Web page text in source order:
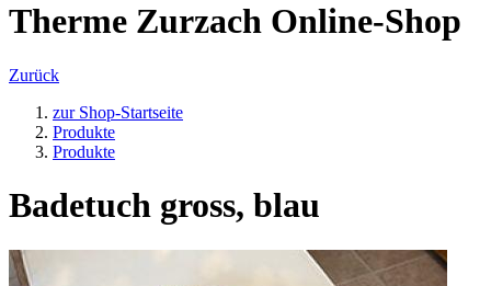
Therme Zurzach Online-Shop
Zurück
zur Shop-Startseite
Produkte
Produkte
Badetuch gross, blau